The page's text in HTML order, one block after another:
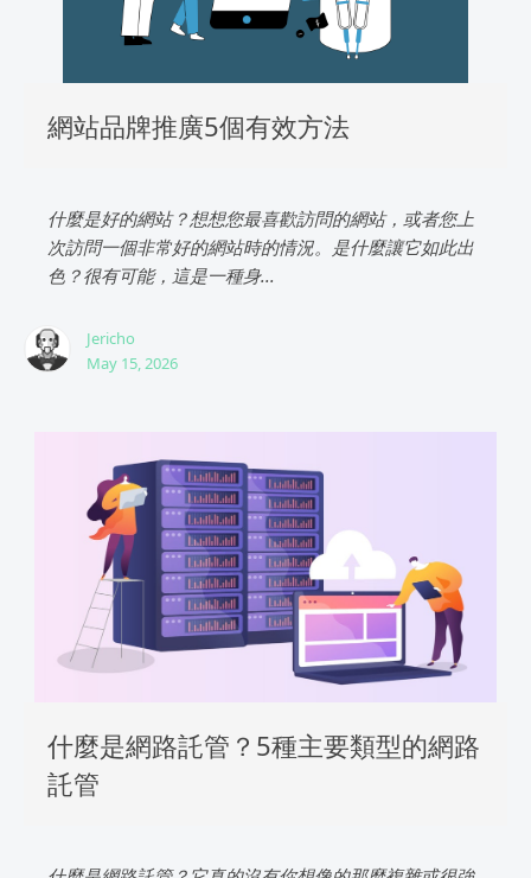
網站品牌推廣5個有效方法
什麼是好的網站？想想您最喜歡訪問的網站，或者您上
次訪問一個非常好的網站時的情況。是什麼讓它如此出
色？很有可能，這是一種身...
Jericho
May 15, 2026
什麼是網路託管？5種主要類型的網路
託管